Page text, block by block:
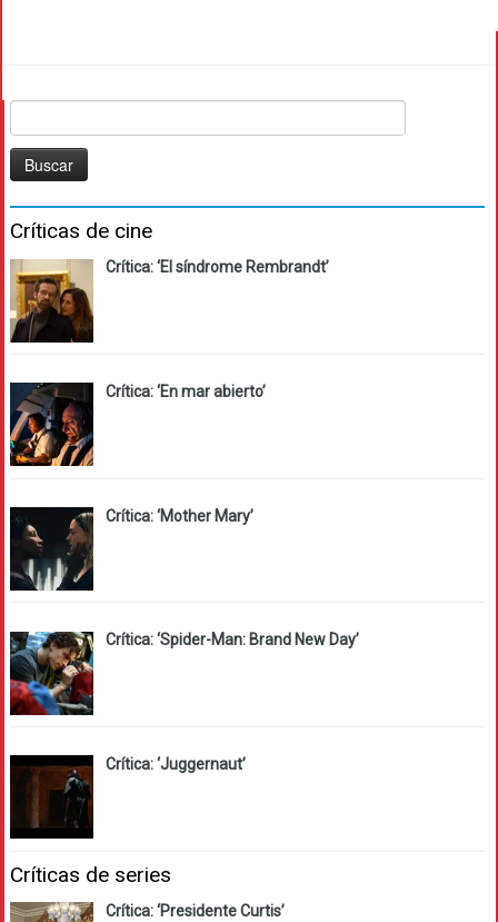
Críticas de cine
Crítica: ‘El síndrome Rembrandt’
Crítica: ‘En mar abierto’
Crítica: ‘Mother Mary’
Crítica: ‘Spider-Man: Brand New Day’
Crítica: ‘Juggernaut’
Críticas de series
Crítica: ‘Presidente Curtis’